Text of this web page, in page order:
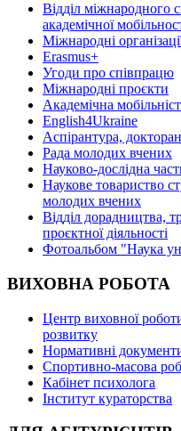
Відділ міжнародного
академічної
Міжнародні
Erasmus+
Угоди про співпрацю
Міжнародні проєкти
Академічна
English4Ukraine
Аспірантура,
Рада молодих вчених
Науково-дослідна
Наукове товариство
молодих вчених
Відділ дорадництва,
проєктної діяльності
Фотоальбом "Наука
ВИХОВНА РОБОТА
Центр виховної
розвитку
Нормативні
Спортивно-масова
Кабінет психолога
Інститут кураторства